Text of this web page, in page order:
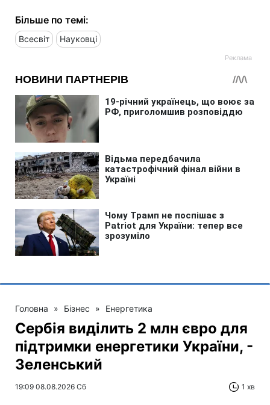
Більше по темі:
Всесвіт Науковці
Головна » Бізнес » Енергетика
Сербія виділить 2 млн євро для
підтримки енергетики України, -
Зеленський
19:09 08.08.2026 Сб 1 хв